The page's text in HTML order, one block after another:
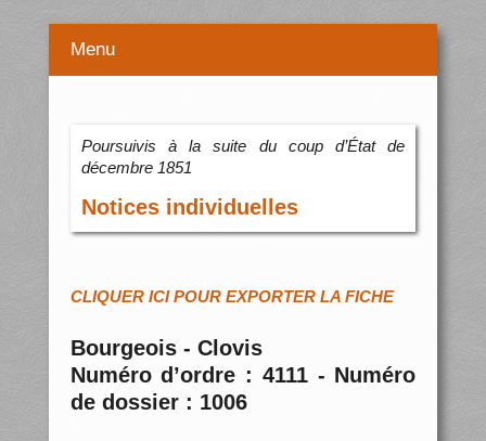
Menu
Poursuivis à la suite du coup d’État de
décembre 1851
Notices individuelles
CLIQUER ICI POUR EXPORTER LA FICHE
Bourgeois - Clovis
Numéro d’ordre : 4111 - Numéro
de dossier : 1006